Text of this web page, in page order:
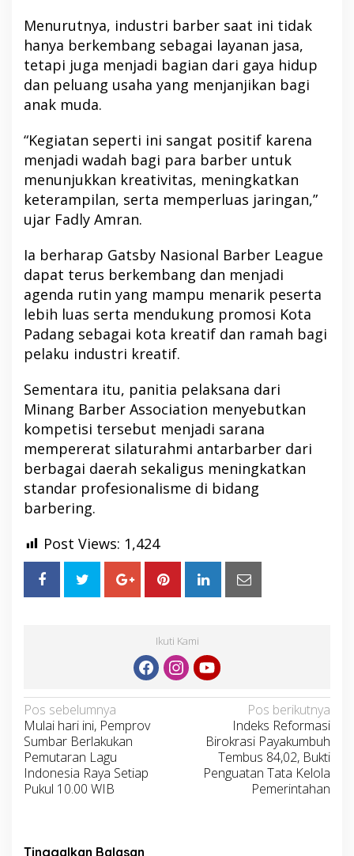
Menurutnya, industri barber saat ini tidak
hanya berkembang sebagai layanan jasa,
tetapi juga menjadi bagian dari gaya hidup
dan peluang usaha yang menjanjikan bagi
anak muda.
“Kegiatan seperti ini sangat positif karena
menjadi wadah bagi para barber untuk
menunjukkan kreativitas, meningkatkan
keterampilan, serta memperluas jaringan,”
ujar Fadly Amran.
Ia berharap Gatsby Nasional Barber League
dapat terus berkembang dan menjadi
agenda rutin yang mampu menarik peserta
lebih luas serta mendukung promosi Kota
Padang sebagai kota kreatif dan ramah bagi
pelaku industri kreatif.
Sementara itu, panitia pelaksana dari
Minang Barber Association menyebutkan
kompetisi tersebut menjadi sarana
mempererat silaturahmi antarbarber dari
berbagai daerah sekaligus meningkatkan
standar profesionalisme di bidang
barbering.
Post Views: 1,424
Ikuti Kami
Navigasi
pos
Pos sebelumnya
Mulai hari ini, Pemprov
Sumbar Berlakukan
Pemutaran Lagu
Indonesia Raya Setiap
Pukul 10.00 WIB
Pos berikutnya
Indeks Reformasi
Birokrasi Payakumbuh
Tembus 84,02, Bukti
Penguatan Tata Kelola
Pemerintahan
Tinggalkan Balasan